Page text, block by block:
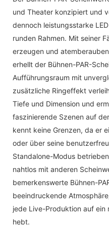
und Theater konzipiert und
dennoch leistungsstarke
runden Rahmen. Mit seiner
erzeugen und
erhellt der Bühnen-PAR-
Aufführungsraum mit
zusätzliche Ringeffekt
Tiefe und Dimension und
faszinierende Szenen auf
kennt keine Grenzen, da er
oder über seine
Standalone-Modus
nahtlos mit anderen
bemerkenswerte Bühnen-
beeindruckende
jede Live-Produktion auf ein
hebt.